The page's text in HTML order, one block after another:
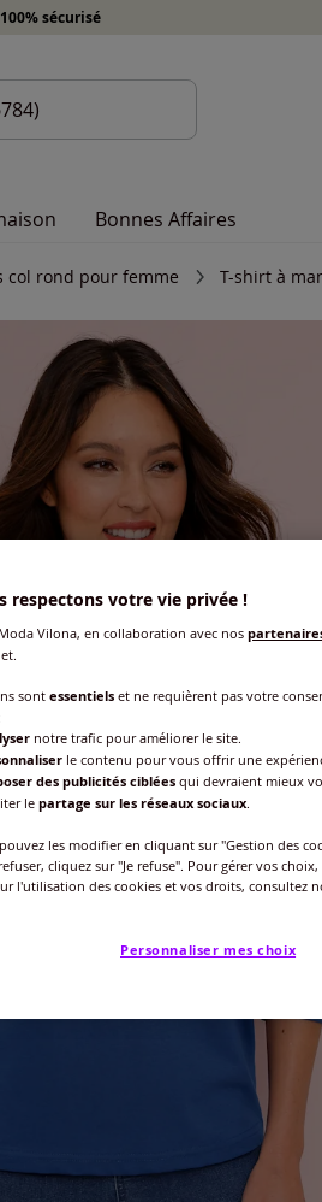
100% sécurisé
Bonnes Affaires
col rond pour femme T-shirt à
respectons votre vie privée !
Vilona, en collaboration avec nos
sont essentiels et ne requièrent pas votre
notre trafic pour améliorer le site.
le contenu pour vous offrir une
des publicités ciblées qui devraient mieux
le partage sur les réseaux sociaux.
les modifier en cliquant sur "Gestion des
cliquez sur "Je refuse". Pour gérer vos
l'utilisation des cookies et vos droits, consultez
Personnaliser mes choix